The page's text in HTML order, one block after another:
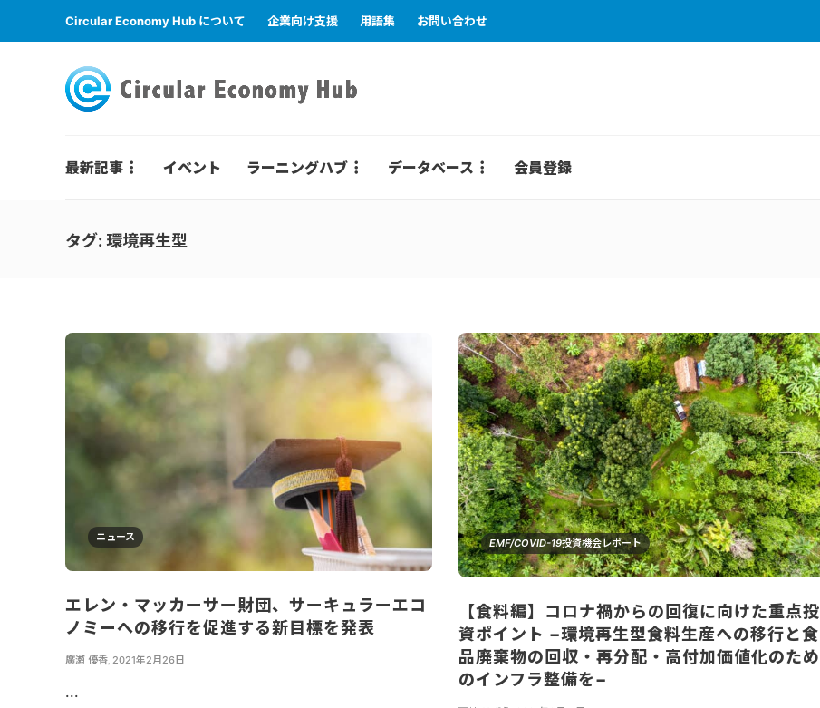
Circular Economy Hub について 企業向け支援 用語集 お問い合わせ
最新記事 イベント ラーニングハブ データベース 会員登録
タグ: 環境再生型
ニュース
エレン・マッカーサー財団、サーキュラーエコ
ノミーへの移行を促進する新目標を発表
廣瀬 優香, 2021年2月26日
...
EMF/COVID-19投資機会レポート
【食料編】コロナ禍からの回復に向けた重点投
資ポイント −環境再生型食料生産への移行と食
品廃棄物の回収・再分配・高付加価値化のため
のインフラ整備を−